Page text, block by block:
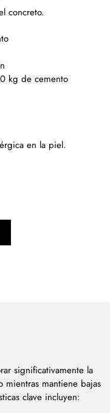
concreto.
kg de cemento
en la piel.
significativamente la
mantiene bajas
clave incluyen: